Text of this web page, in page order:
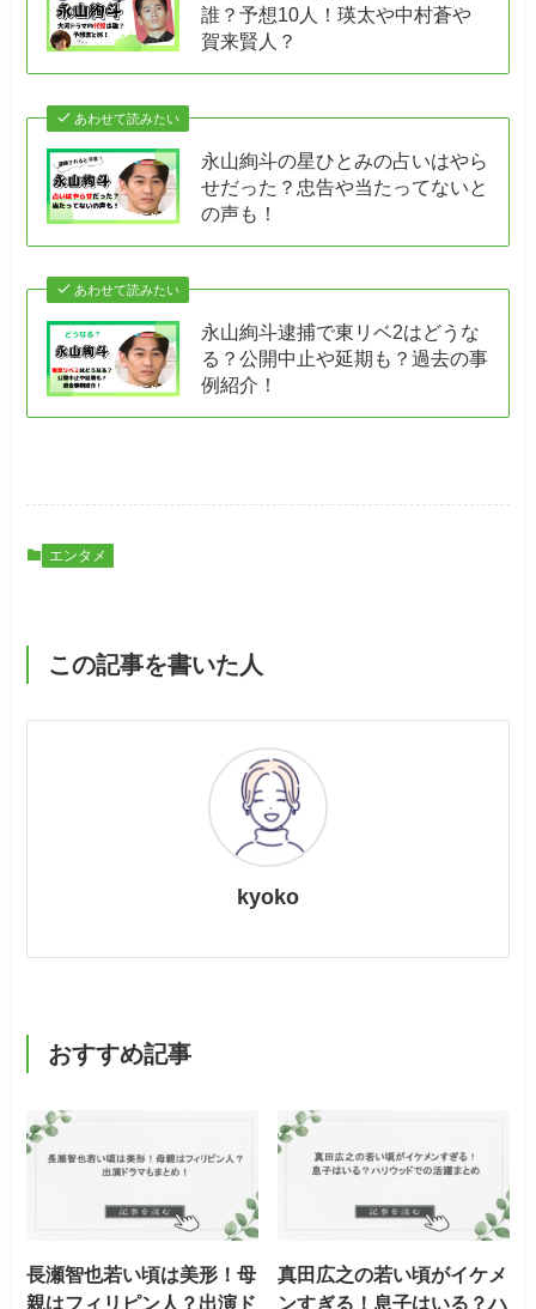
誰？予想10人！瑛太や中村蒼や
賀来賢人？
あわせて読みたい
永山絢斗の星ひとみの占いはやら
せだった？忠告や当たってないと
の声も！
あわせて読みたい
永山絢斗逮捕で東リベ2はどうな
る？公開中止や延期も？過去の事
例紹介！
エンタメ
この記事を書いた人
kyoko
おすすめ記事
長瀬智也若い頃は美形！母
親はフィリピン人？出演ド
真田広之の若い頃がイケメ
ンすぎる！息子はいる？ハ